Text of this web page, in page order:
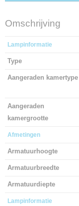
Omschrijving
Lampinformatie
Type
Aangeraden kamertype
Aangeraden
kamergrootte
Afmetingen
Armatuurhoogte
Armatuurbreedte
Armatuurdiepte
Lampinformatie